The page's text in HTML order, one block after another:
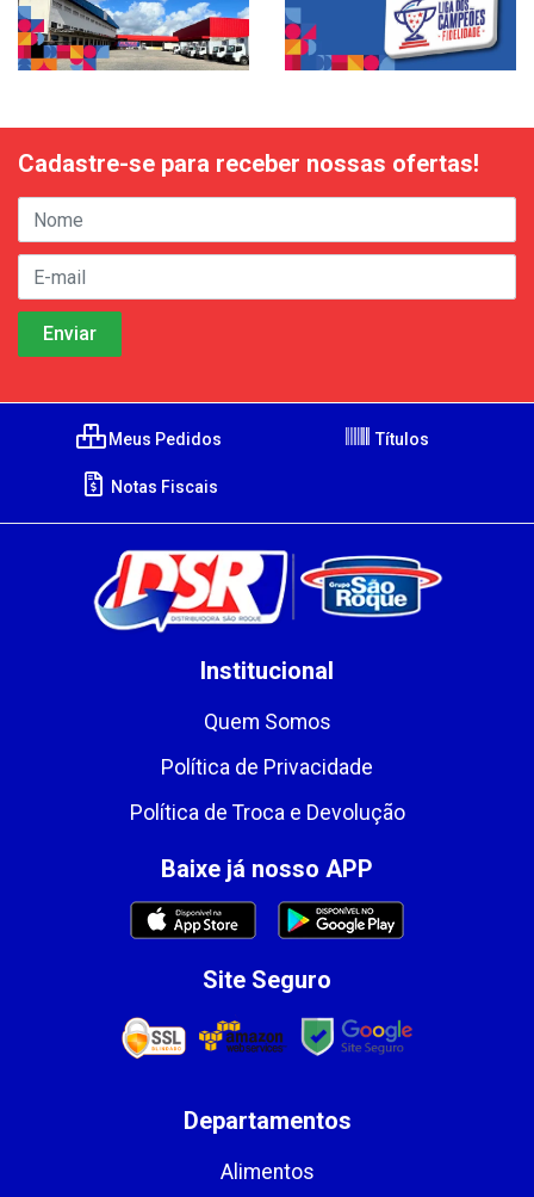
Cadastre-se para receber nossas ofertas!
Meus Pedidos Títulos
Notas Fiscais
Institucional
Quem Somos
Política de Privacidade
Política de Troca e Devolução
Baixe já nosso APP
Site Seguro
Departamentos
Alimentos